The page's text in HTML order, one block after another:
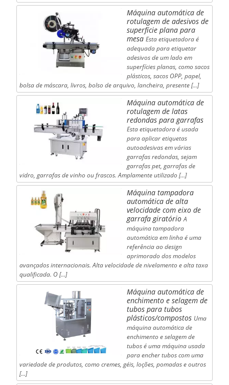
Máquina automática de
rotulagem de adesivos de
superfície plana para
mesa Esta etiquetadora é
adequada para etiquetar
adesivos de um lado em
superfícies planas, como sacos
plásticos, sacos OPP, papel,
bolsa de máscara, livros, bolso de arquivo, lancheira, presente [...]
Máquina automática de
rotulagem de latas
redondas para garrafas
Esta etiquetadora é usada
para aplicar etiquetas
autoadesivas em várias
garrafas redondas, sejam
garrafas pet, garrafas de
vidro, garrafas de vinho ou frascos. Amplamente utilizado […]
Máquina tampadora
automática de alta
velocidade com eixo de
garrafa giratório A
máquina tampadora
automática em linha é uma
referência ao design
aprimorado dos modelos
avançados internacionais. Alta velocidade de nivelamento e alta taxa
qualificada. O […]
Máquina automática de
enchimento e selagem de
tubos para tubos
plásticos/compostos Uma
máquina automática de
enchimento e selagem de
tubos é uma máquina usada
para encher tubos com uma
variedade de produtos, como cremes, géis, loções, pomadas e outros
[...]